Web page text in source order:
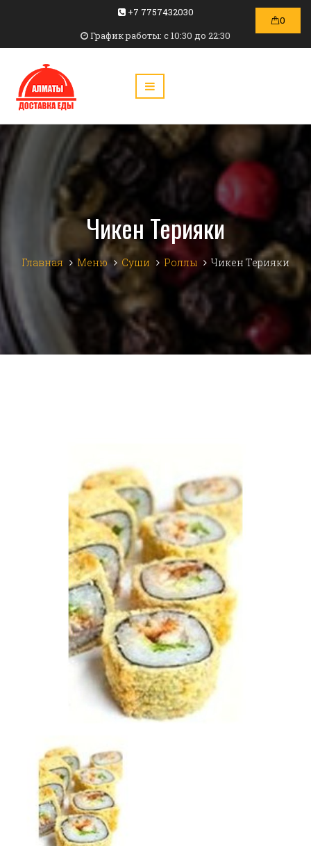
+7 7757432030
График работы: c 10:30 до 22:30
0
Чикен Терияки
Главная Меню Суши Роллы Чикен Терияки